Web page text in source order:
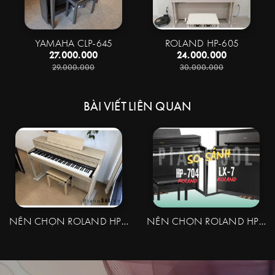
YAMAHA CLP-645
27.000.000
29.000.000
ROLAND HP-605
24.000.000
30.000.000
BÀI VIẾT LIÊN QUAN
NÊN CHỌN ROLAND HP702 HAY ROLAND HP704 | ĐIỂM KHÁC BIỆT NÊN CHỌN ROLAND HP704 HAY ROLAND LX7